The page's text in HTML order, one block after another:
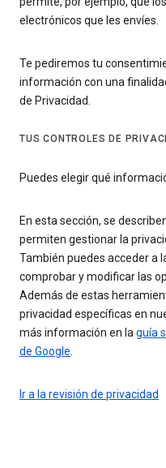
electrónicos que les envíes.
Te pediremos tu
información con una
de Privacidad.
TUS CONTROLES DE
Puedes elegir qué
En esta sección, se
permiten gestionar la
También puedes acceder a
comprobar y modificar las
Además de estas
privacidad específicas en
más información en la guía
de Google
Ir a la revisión de privacidad